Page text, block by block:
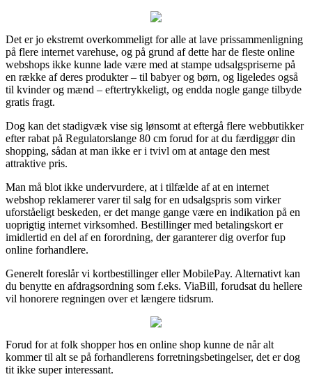
Det er jo ekstremt overkommeligt for alle at lave prissammenligning
på flere internet varehuse, og på grund af dette har de fleste online
webshops ikke kunne lade være med at stampe udsalgspriserne på
en række af deres produkter – til babyer og børn, og ligeledes også
til kvinder og mænd – eftertrykkeligt, og endda nogle gange tilbyde
gratis fragt.
Dog kan det stadigvæk vise sig lønsomt at eftergå flere webbutikker
efter rabat på Regulatorslange 80 cm forud for at du færdiggør din
shopping, sådan at man ikke er i tvivl om at antage den mest
attraktive pris.
Man må blot ikke undervurdere, at i tilfælde af at en internet
webshop reklamerer varer til salg for en udsalgspris som virker
uforståeligt beskeden, er det mange gange være en indikation på en
uoprigtig internet virksomhed. Bestillinger med betalingskort er
imidlertid en del af en forordning, der garanterer dig overfor fup
online forhandlere.
Generelt foreslår vi kortbestillinger eller MobilePay. Alternativt kan
du benytte en afdragsordning som f.eks. ViaBill, forudsat du hellere
vil honorere regningen over et længere tidsrum.
Forud for at folk shopper hos en online shop kunne de når alt
kommer til alt se på forhandlerens forretningsbetingelser, det er dog
tit ikke super interessant.